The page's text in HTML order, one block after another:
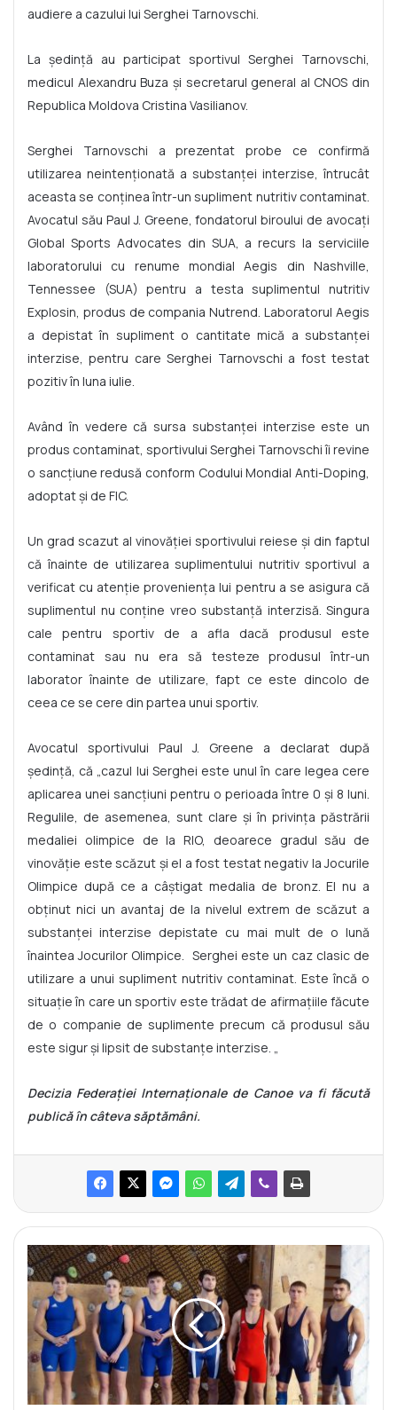
audiere a cazului lui Serghei Tarnovschi.
La ședință au participat sportivul Serghei Tarnovschi,
medicul Alexandru Buza și secretarul general al CNOS din
Republica Moldova Cristina Vasilianov.
Serghei Tarnovschi a prezentat probe ce confirmă
utilizarea neintenționată a substanței interzise, întrucât
aceasta se conținea într-un supliment nutritiv contaminat.
Avocatul său Paul J. Greene, fondatorul biroului de avocați
Global Sports Advocates din SUA, a recurs la serviciile
laboratorului cu renume mondial Aegis din Nashville,
Tennessee (SUA) pentru a testa suplimentul nutritiv
Explosin, produs de compania Nutrend. Laboratorul Aegis
a depistat în supliment o cantitate mică a substanței
interzise, pentru care Serghei Tarnovschi a fost testat
pozitiv în luna iulie.
Având în vedere că sursa substanței interzise este un
produs contaminat, sportivului Serghei Tarnovschi îi revine
o sancțiune redusă conform Codului Mondial Anti-Doping,
adoptat și de FIC.
Un grad scazut al vinovăției sportivului reiese și din faptul
că înainte de utilizarea suplimentului nutritiv sportivul a
verificat cu atenție proveniența lui pentru a se asigura că
suplimentul nu conține vreo substanță interzisă. Singura
cale pentru sportiv de a afla dacă produsul este
contaminat sau nu era să testeze produsul într-un
laborator înainte de utilizare, fapt ce este dincolo de
ceea ce se cere din partea unui sportiv.
Avocatul sportivului Paul J. Greene a declarat după
ședință, că „cazul lui Serghei este unul în care legea cere
aplicarea unei sancțiuni pentru o perioada între 0 și 8 luni.
Regulile, de asemenea, sunt clare și în privința păstrării
medaliei olimpice de la RIO, deoarece gradul său de
vinovăție este scăzut și el a fost testat negativ la Jocurile
Olimpice după ce a câștigat medalia de bronz. El nu a
obținut nici un avantaj de la nivelul extrem de scăzut a
substanței interzise depistate cu mai mult de o lună
înaintea Jocurilor Olimpice. Serghei este un caz clasic de
utilizare a unui supliment nutritiv contaminat. Este încă o
situație în care un sportiv este trădat de afirmațiile făcute
de o companie de suplimente precum că produsul său
este sigur și lipsit de substanțe interzise. „
Decizia Federației Internaționale de Canoe va fi făcută
publică în câteva săptămâni.
F
e
d
e
a
ț
a